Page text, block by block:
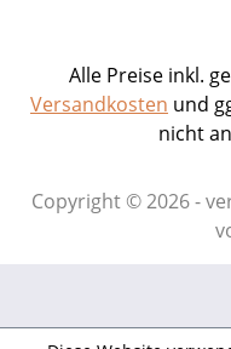
Alle Preise inkl.
Versandkosten und
nicht
Copyright © 2026 -